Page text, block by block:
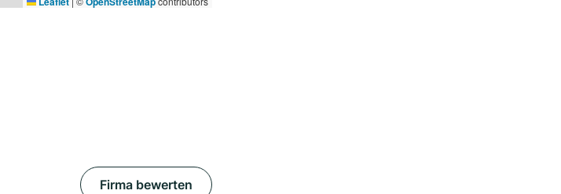
Firma bewerten